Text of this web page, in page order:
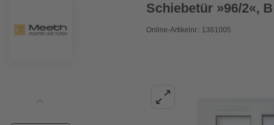
Schiebetür »96/2«,
Online-Artikelnr.: 1361005